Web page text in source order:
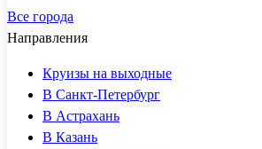
Все города
Направления
Круизы на выходные
В Санкт-Петербург
В Астрахань
В Казань